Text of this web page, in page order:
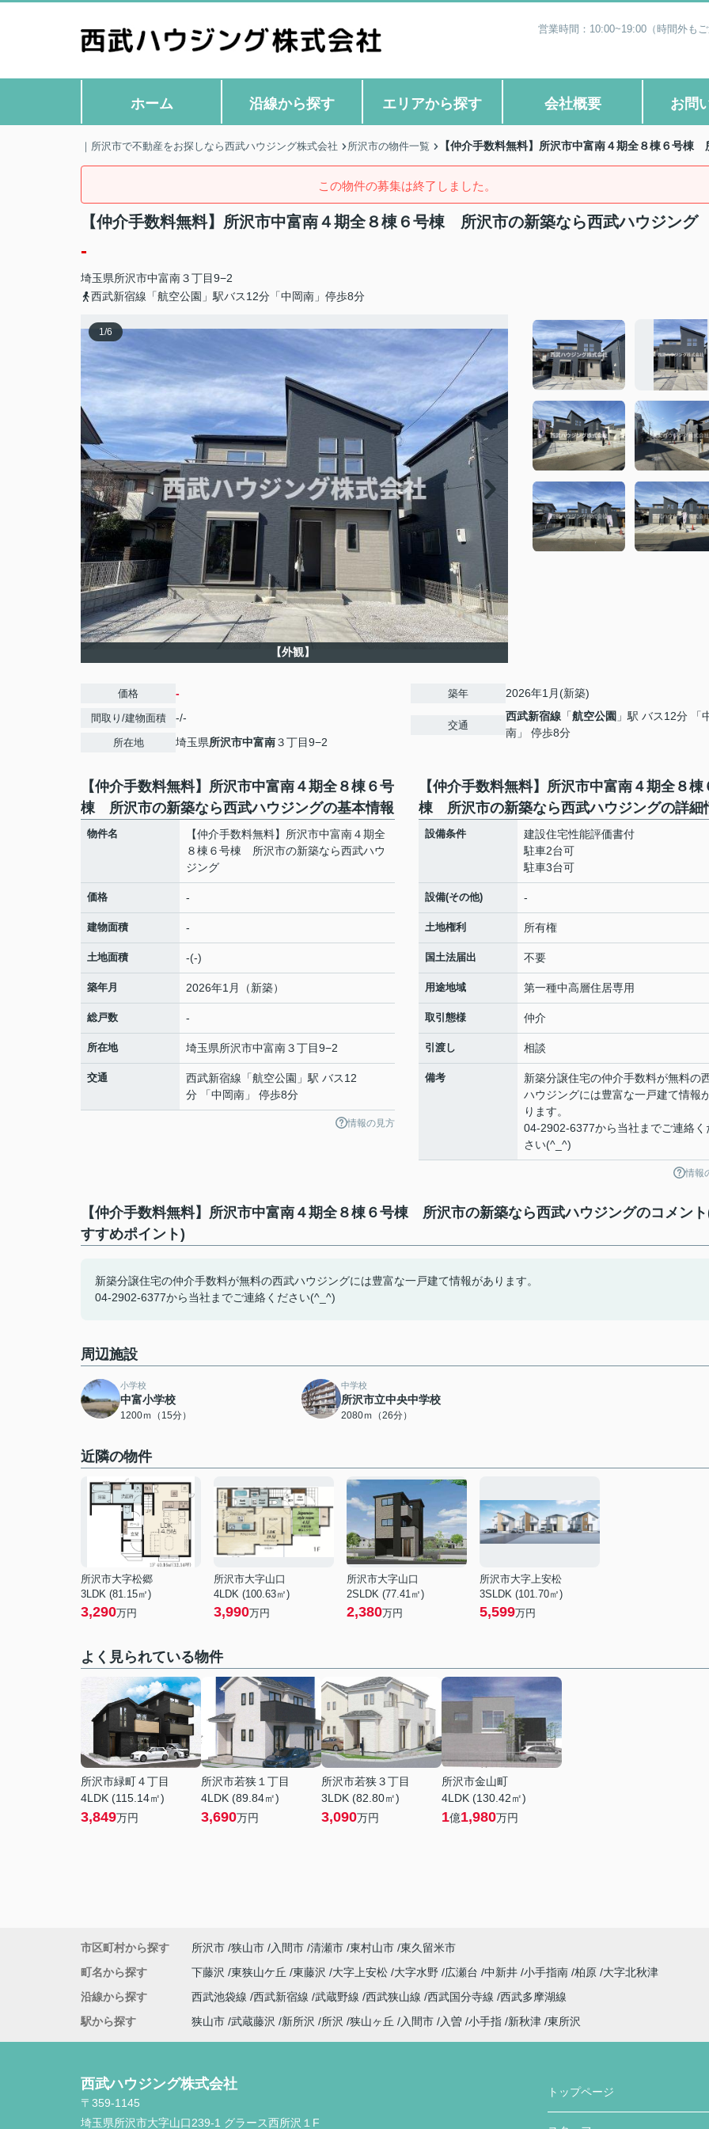
営業時間：10:00~19:00（時間外も
ホーム 沿線から探す エリアから探す 会社概要 お問
｜所沢市で不動産をお探しなら西武ハウジング株式会社 所沢市の物件一覧 【仲介手数料無料】所沢市中富南４期全８棟６号棟
この物件の募集は終了しました。
【仲介手数料無料】所沢市中富南４期全８棟６号棟 所沢市の新築なら西武ハウジング
-
埼玉県所沢市中富南３丁目9−2
西武新宿線「航空公園」駅バス12分「中岡南」停歩8分
1/6
【外観】
価格 -
間取り/建物面積 -/-
所在地 埼玉県所沢市中富南３丁目9−2
築年 2026年1月(新築)
交通
西武新宿線 「航空公園 」駅 バス12分 「
南」 停歩8分
【仲介手数料無料】所沢市中富南４期全８棟６号
棟 所沢市の新築なら西武ハウジングの基本情報
物件名
【仲介手数料無料】所沢市中富南４期全
８棟６号棟 所沢市の新築なら西武ハウ
ジング
価格 -
建物面積 -
土地面積 -(-)
築年月 2026年1月（新築）
総戸数 -
所在地 埼玉県所沢市中富南３丁目9−2
交通 西武新宿線 「航空公園 」駅 バス12
分 「中岡南」 停歩8分
情報の見方
【仲介手数料無料】所沢市中富南４期全８棟
棟 所沢市の新築なら西武ハウジングの詳細
設備条件
建設住宅性能評価書付
駐車2台可
駐車3台可
設備(その他) -
土地権利 所有権
国土法届出 不要
用途地域 第一種中高層住居専用
取引態様 仲介
引渡し 相談
備考
新築分譲住宅の仲介手数料が無料の
ハウジングには豊富な一戸建て情報
ります。
04-2902-6377から当社までご連絡く
さい(^_^)
情報
【仲介手数料無料】所沢市中富南４期全８棟６号棟 所沢市の新築なら西武ハウジングのコメン
すすめポイント)
新築分譲住宅の仲介手数料が無料の西武ハウジングには豊富な一戸建て情報があります。
04-2902-6377から当社までご連絡ください(^_^)
周辺施設
小学校
中富小学校
1200ｍ（15分）
中学校
所沢市立中央中学校
2080ｍ（26分）
近隣の物件
所沢市大字松郷
3LDK (81.15㎡)
3,290万円
所沢市大字山口
4LDK (100.63㎡)
3,990万円
所沢市大字山口
2SLDK (77.41㎡)
2,380万円
所沢市大字上安松
3SLDK (101.70㎡)
5,599万円
よく見られている物件
所沢市緑町４丁目
4LDK (115.14㎡)
3,849万円
所沢市若狭１丁目
4LDK (89.84㎡)
3,690万円
所沢市若狭３丁目
3LDK (82.80㎡)
3,090万円
所沢市金山町
4LDK (130.42㎡)
1億1,980万円
市区町村から探す 所沢市 狭山市 入間市 清瀬市 東村山市 東久留米市
町名から探す
下藤沢 東狭山ケ丘 東藤沢 大字上安松 大字水野 広瀬台 中新井 小手指南 柏原 大字北秋津
沿線から探す
西武池袋線 西武新宿線 武蔵野線 西武狭山線 西武国分寺線 西武多摩湖線
駅から探す
狭山市 武蔵藤沢 新所沢 所沢 狭山ヶ丘 入間市 入曽 小手指 新秋津 東所沢
西武ハウジング株式会社
〒359-1145
埼玉県所沢市大字山口239-1 グラース西所沢１F
トップページ